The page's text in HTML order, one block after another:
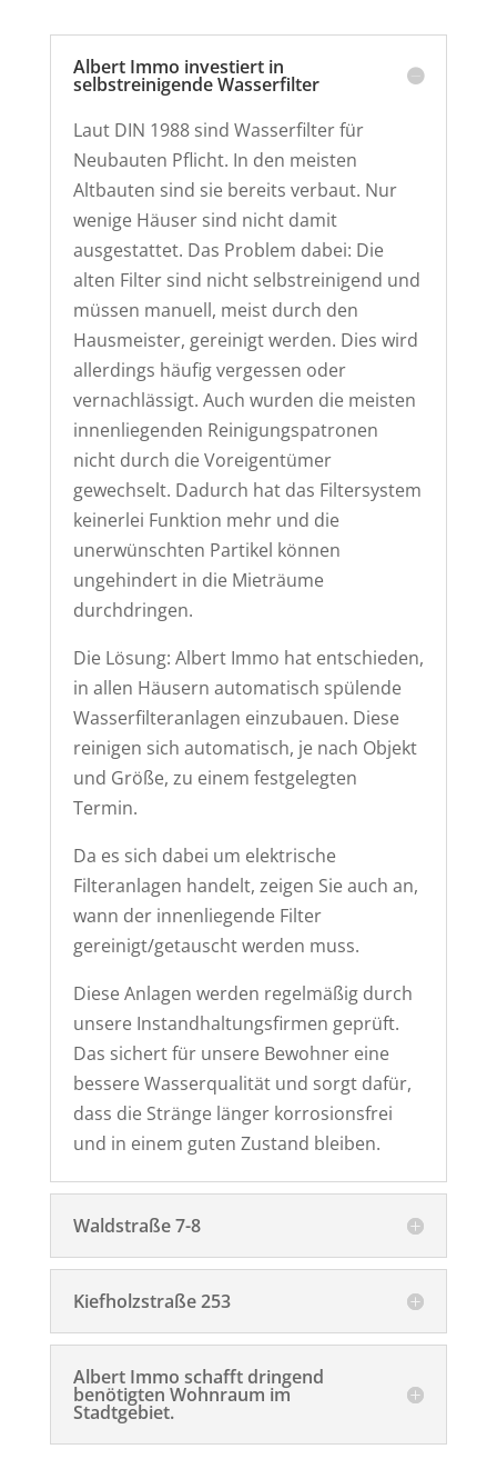
Albert Immo investiert in
selbstreinigende Wasserfilter
Laut DIN 1988 sind Wasserfilter für
Neubauten Pflicht. In den meisten
Altbauten sind sie bereits verbaut. Nur
wenige Häuser sind nicht damit
ausgestattet. Das Problem dabei: Die
alten Filter sind nicht selbstreinigend und
müssen manuell, meist durch den
Hausmeister, gereinigt werden. Dies wird
allerdings häufig vergessen oder
vernachlässigt. Auch wurden die meisten
innenliegenden Reinigungspatronen
nicht durch die Voreigentümer
gewechselt. Dadurch hat das Filtersystem
keinerlei Funktion mehr und die
unerwünschten Partikel können
ungehindert in die Mieträume
durchdringen.
Die Lösung: Albert Immo hat entschieden,
in allen Häusern automatisch spülende
Wasserfilteranlagen einzubauen. Diese
reinigen sich automatisch, je nach Objekt
und Größe, zu einem festgelegten
Termin.
Da es sich dabei um elektrische
Filteranlagen handelt, zeigen Sie auch an,
wann der innenliegende Filter
gereinigt/getauscht werden muss.
Diese Anlagen werden regelmäßig durch
unsere Instandhaltungsfirmen geprüft.
Das sichert für unsere Bewohner eine
bessere Wasserqualität und sorgt dafür,
dass die Stränge länger korrosionsfrei
und in einem guten Zustand bleiben.
Waldstraße 7-8
Kiefholzstraße 253
Albert Immo schafft dringend
benötigten Wohnraum im
Stadtgebiet.